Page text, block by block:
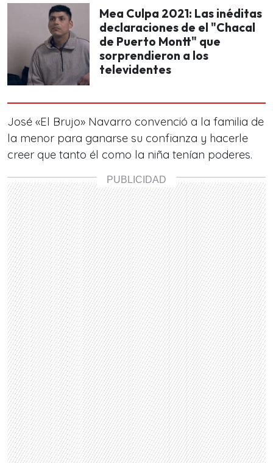
Mea Culpa 2021: Las inéditas
declaraciones de el "Chacal
de Puerto Montt" que
sorprendieron a los
televidentes
José «El Brujo» Navarro convenció a la familia de
la menor para ganarse su confianza y hacerle
creer que tanto él como la niña tenían poderes.